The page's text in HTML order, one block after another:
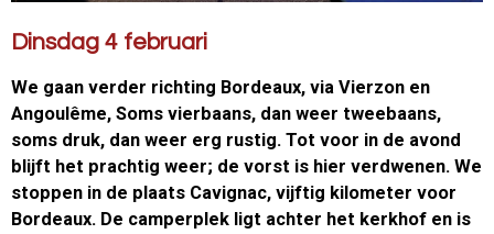
Dinsdag 4 februari
We gaan verder richting Bordeaux, via Vierzon en
Angoulême, Soms vierbaans, dan weer tweebaans,
soms druk, dan weer erg rustig. Tot voor in de avond
blijft het prachtig weer; de vorst is hier verdwenen. We
stoppen in de plaats Cavignac, vijftig kilometer voor
Bordeaux. De camperplek ligt achter het kerkhof en is